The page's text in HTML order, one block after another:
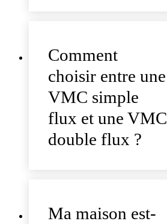
Comment
choisir entre une
VMC simple
flux et une VMC
double flux ?
Ma maison est-